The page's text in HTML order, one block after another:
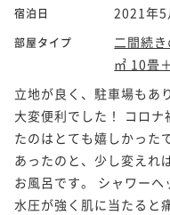
宿泊日 2021年5
部屋タイプ
二間続
㎡ 10畳
立地が良く、駐車場もあ
大変便利でした！ コロナ
たのはとても嬉しかった
あったのと、少し変えれ
お風呂です。 シャワー
水圧が強く肌に当たると